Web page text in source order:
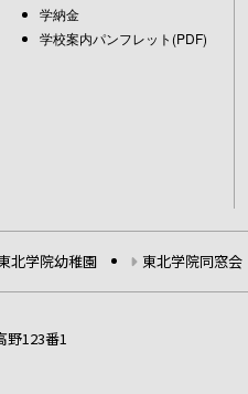
学納金
学校案内パンフレット(PDF)
北学院幼稚園 東北学院同窓会
123番1